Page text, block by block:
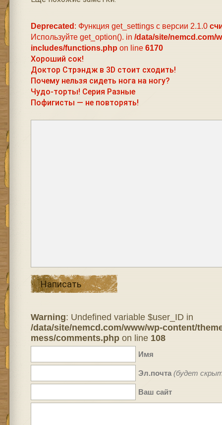
Deprecated : Функция get_settings с версии 2.1.0
Используйте get_option(). in /data/site/nemcd.com/
includes/functions.php on line 6170
Хороший сок!
Доктор Стрэндж в 3D стоит сходить!
Почему нельзя сидеть нога на ногу?
Чудо-торты! Серия Разные
Пофигисты — не повторять!
Написать
Warning: Undefined variable $user_ID in
/data/site/nemcd.com/www/wp-content/
mess/comments.phpon line 108
Имя
Эл.почта (будет
Ваш сайт